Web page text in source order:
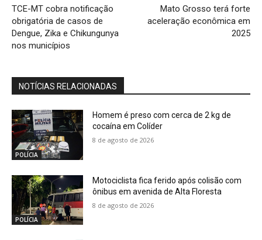
TCE-MT cobra notificação
obrigatória de casos de
Dengue, Zika e Chikungunya
nos municípios
Mato Grosso terá forte
aceleração econômica em
2025
NOTÍCIAS RELACIONADAS
POLÍCIA
Homem é preso com cerca de 2 kg de
cocaína em Colíder
8 de agosto de 2026
POLÍCIA
Motociclista fica ferido após colisão com
ônibus em avenida de Alta Floresta
8 de agosto de 2026